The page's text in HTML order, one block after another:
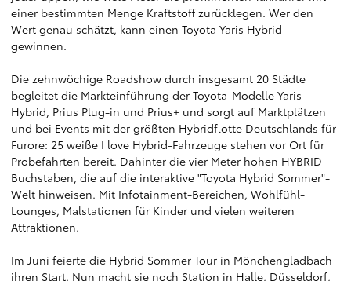
einer bestimmten Menge Kraftstoff zurücklegen. Wer den
Wert genau schätzt, kann einen Toyota Yaris Hybrid
gewinnen.
Die zehnwöchige Roadshow durch insgesamt 20 Städte
begleitet die Markteinführung der Toyota-Modelle Yaris
Hybrid, Prius Plug-in und Prius+ und sorgt auf Marktplätzen
und bei Events mit der größten Hybridflotte Deutschlands für
Furore: 25 weiße I love Hybrid-Fahrzeuge stehen vor Ort für
Probefahrten bereit. Dahinter die vier Meter hohen HYBRID
Buchstaben, die auf die interaktive "Toyota Hybrid Sommer"-
Welt hinweisen. Mit Infotainment-Bereichen, Wohlfühl-
Lounges, Malstationen für Kinder und vielen weiteren
Attraktionen.
Im Juni feierte die Hybrid Sommer Tour in Mönchengladbach
ihren Start. Nun macht sie noch Station in Halle, Düsseldorf,